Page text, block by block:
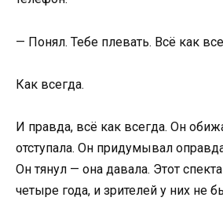
— Понял. Тебе плевать. Всё как
Как всегда.
И правда, всё как всегда. Он
отступала. Он придумывал
Он тянул — она давала. Этот
четыре года, и зрителей у них не